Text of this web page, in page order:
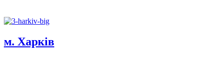
м. Харкiв